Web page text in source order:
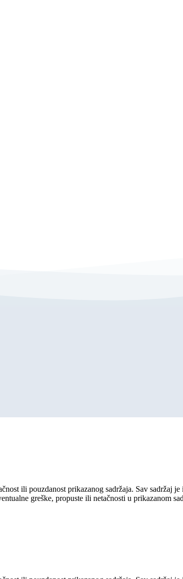
ili pouzdanost prikazanog sadržaja. Sav sadržaj
greške, propuste ili netačnosti u prikazanom